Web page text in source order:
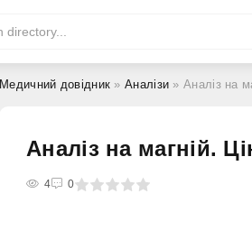
Медичний довідник »Аналізи » Аналіз на
Аналіз на магній.
4 0
4 5